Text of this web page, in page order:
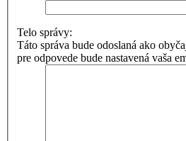
Telo správy:
Táto správa bude odoslaná ako
pre odpovede bude nastavená vaša